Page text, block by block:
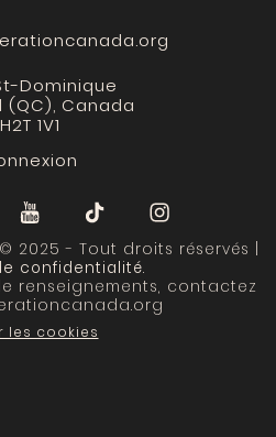
Dominique
(QC), Canada
H2T 1V1
2025 - Tout droits réservés |
confidentialité.
renseignements, contactez
les cookies